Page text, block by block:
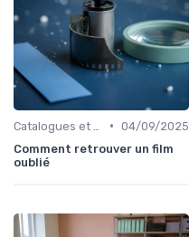
• 04/09/2025
Comment retrouver un film
oublié